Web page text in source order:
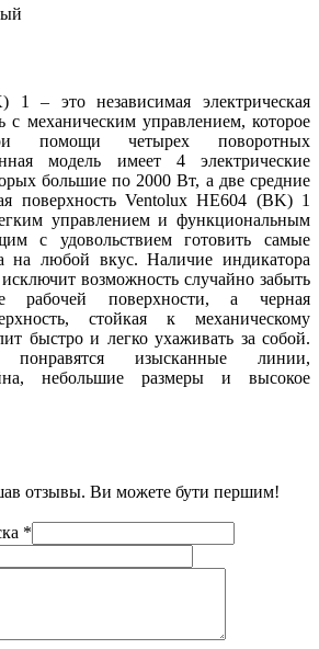
1 – это независимая электрическая
с механическим управлением, которое
помощи четырех поворотных
модель имеет 4 электрические
большие по 2000 Вт, а две средние
поверхность Ventolux HE604 (BK) 1
управлением и функциональным
с удовольствием готовить самые
на любой вкус. Наличие индикатора
возможность случайно забыть
рабочей поверхности, а черная
стойкая к механическому
быстро и легко ухаживать за собой.
изысканные линии,
небольшие размеры и высокое
отзывы. Ви можете бути першим!
*